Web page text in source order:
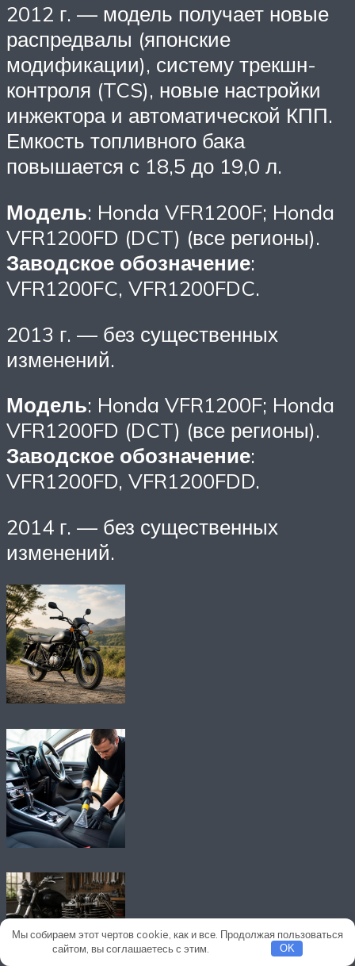
2012 г. — модель получает новые
распредвалы (японские
модификации), систему трекшн-
контроля (TCS), новые настройки
инжектора и автоматической КПП.
Емкость топливного бака
повышается с 18,5 до 19,0 л.
Модель: Honda VFR1200F; Honda
VFR1200FD (DCT) (все регионы).
Заводское обозначение:
VFR1200FC, VFR1200FDC.
2013 г. — без существенных
изменений.
Модель: Honda VFR1200F; Honda
VFR1200FD (DCT) (все регионы).
Заводское обозначение:
VFR1200FD, VFR1200FDD.
2014 г. — без существенных
изменений.
Мы собираем этот чертов cookie, как и все. Продолжая пользоваться
сайтом, вы соглашаетесь с этим.
OK